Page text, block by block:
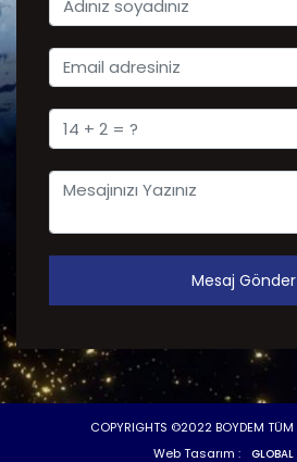
Mesaj Gönder
COPYRIGHTS ©2022 BOYDEM TÜM
Web Tasarım :
GLOBAL